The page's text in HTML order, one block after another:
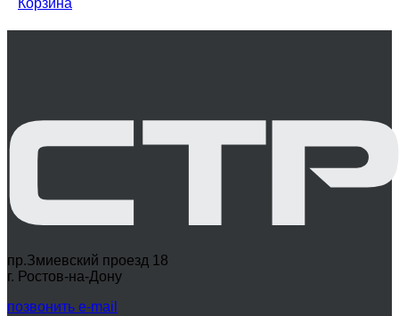
Корзина
пр.Змиевский проезд 18
г. Ростов-на-Дону
позвонить e-mail